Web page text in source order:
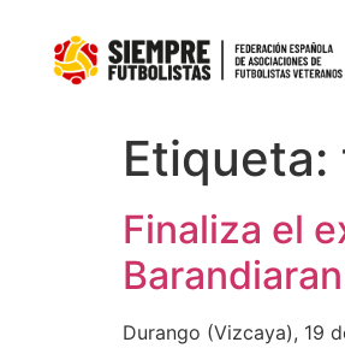
Etiqueta:
Finaliza el
Durango (Vizcaya), 19